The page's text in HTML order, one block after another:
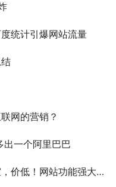
统计引爆网站流量
网的营销？
出一个阿里巴巴
低！网站功能强大！！